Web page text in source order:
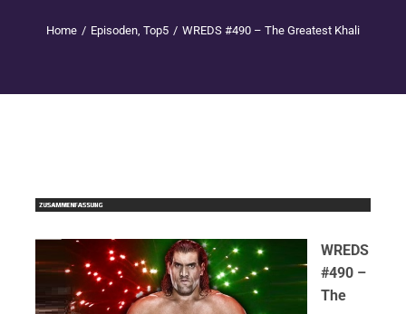
Home Episoden Top5 WREDS #490 – The Greatest Khali
WREDS
#490 –
The